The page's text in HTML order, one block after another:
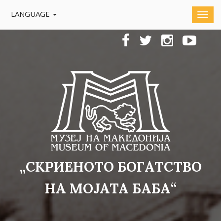
LANGUAGE
„СКРИЕНОТО БОГАТСТВО
НА МОЈАТА БАБА“